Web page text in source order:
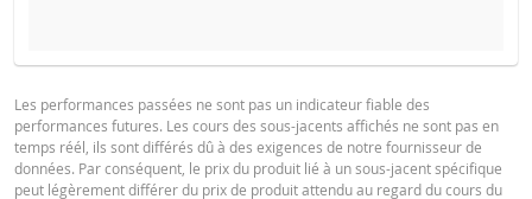
TYPE DE
PRIX DU
SEUIL DE
7 août
2026 18:36
journalière 0,24 135,905
7 août
FINAL TERMS
Français (France)
Les performances passées ne sont pas un indicateur fiable des
performances futures. Les cours des sous-jacents affichés ne sont pas en
temps réél, ils sont différés dû à des exigences de notre fournisseur de
données. Par conséquent, le prix du produit lié à un sous-jacent spécifique
peut légèrement différer du prix de produit attendu au regard du cours du